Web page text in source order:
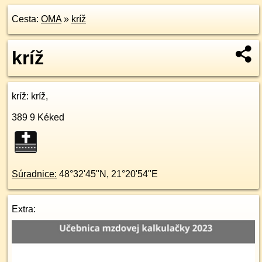
Cesta: OMA» kríž
kríž
kríž: kríž,
389 9 Kéked
Súradnice: 48°32'45"N , 21°20'54"E
Extra: